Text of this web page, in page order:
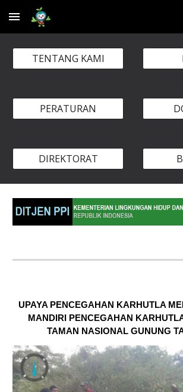
Skip to main content
TENTANG KAMI
PERATURAN
DIREKTORAT
UPAYA PENCEGAHAN KARHUTLA
MANDIRI PENCEGAHAN
TAMAN NASIONAL GUNUNG